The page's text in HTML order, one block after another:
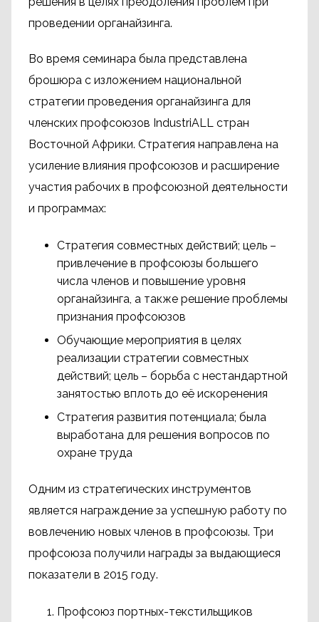
проведении органайзинга.
Во время семинара была представлена
брошюра с изложением национальной
стратегии проведения органайзинга для
членских профсоюзов IndustriALL стран
Восточной Африки. Стратегия направлена ​​на
усиление влияния профсоюзов и расширение
участия рабочих в профсоюзной деятельности
и программах:
Стратегия совместных действий; цель –
привлечение в профсоюзы большего
числа членов и повышение уровня
органайзинга, а также решение проблемы
признания профсоюзов
Обучающие мероприятия в целях
реализации стратегии совместных
действий; цель – борьба с нестандартной
занятостью вплоть до её искоренения
Стратегия развития потенциала; была
выработана для решения вопросов по
охране труда
Одним из стратегических инструментов
является награждение за успешную работу по
вовлечению новых членов в профсоюзы. Три
профсоюза получили награды за выдающиеся
показатели в 2015 году.
Профсоюз портных-текстильщиков